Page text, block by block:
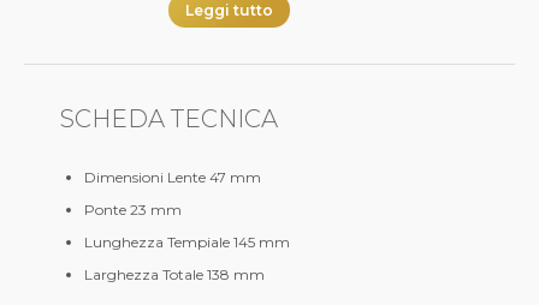
Leggi tutto
SCHEDA TECNICA
Dimensioni Lente 47 mm
Ponte 23 mm
Lunghezza Tempiale 145 mm
Larghezza Totale 138 mm